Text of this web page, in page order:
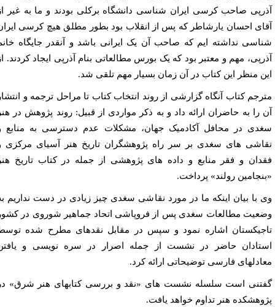
صاحب کرسی ایران شناسی دانشگاه برکلی بودند و ما به غیر از
احسان یارشاطر که پس از انقلاب بود بطور مطلق هیچ کرسی ایران
نداشته ایم که صاحب آن یک ایرانی باشد و آنقدر جایگاه خانم
مهم و معتبر بود که یک بورس مطالعاتی بنام آذرپی ایجاد کردند. از
منظر این کتاب در آن زمان بسیار مهم تلقی شد.
کتاب آنگاه گزارشی از روند انتخاب کتاب تا مراحل ترجمه و انتشار
را به حاضران ارائه داد و به ذکر مواردی از قبیل: روند پژوهش در هنر
در محافل آکادمیک جهان، مشکلات عدم دسترسی به منابع و
های سغدی بر سر راه پژوهشگران تاریخ هنر آسیای مرکزی و
و فقر منابع و داده های پژوهشی از جمله در کتاب تاریخ هنر
رولند» پرداخت.
با بیان اینکه ما در مورد نقاشی سغدی چیز زیادی در دست نداریم به
مطالعات سغدی پس از فروپاشی اتحاد جماهیر شوروی در کشور
اشاره نمود و سپس در مقابل نقدهای مطرح شده توسط
حاضر در نشست از جمله اصرار در سره نویسی و یافتن
فارسی توضیحاتی ارائه کرد.
است سلسله نشست های «نقد و بررسی کتابهای هنر شرق» در
هنر تداوم خواهد یافت.